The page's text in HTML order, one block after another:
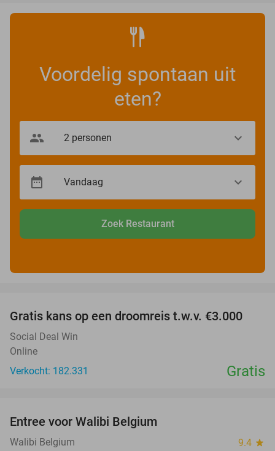
Voordelig spontaan uit
eten?
Zoek Restaurant
Gratis kans op een droomreis t.w.v. €3.000
Social Deal Win
Online
Verkocht: 182.331
Gratis
Entree voor Walibi Belgium
Walibi Belgium 9.4 star